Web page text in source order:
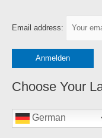
Email address:
Choose Your
German
g
e